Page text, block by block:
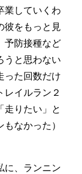
業していくわ
彼をもっと見
予防接種など
うと思わない
った回数だけ
レイルラン２
走りたい」と
なかった）
に、ランニン